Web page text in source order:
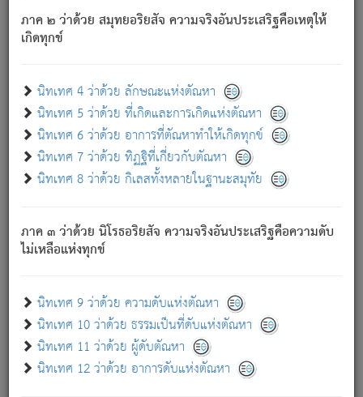
ภาค ๒ ว่าด้วย สมุทยอริยสัจ ความจริงอันประเสริฐคือเหตุให้
เกิดทุกข์
นิทเทศ 4 ว่าด้วย ลักษณะแห่งตัณหา
นิทเทศ 5 ว่าด้วย ที่เกิดและการเกิดแห่งตัณหา
นิทเทศ 6 ว่าด้วย อาการที่ตัณหาทำให้เกิดทุกข์
นิทเทศ 7 ว่าด้วย ทิฏฐิที่เกี่ยวกับตัณหา
นิทเทศ 8 ว่าด้วย กิเลสทั้งหลายในฐานะสมุทัย
ภาค ๓ ว่าด้วย นิโรธอริยสัจ ความจริงอันประเสริฐคือความดับ
ไม่เหลือแห่งทุกข์
นิทเทศ 9 ว่าด้วย ความดับแห่งตัณหา
นิทเทศ 10 ว่าด้วย ธรรมเป็นที่ดับแห่งตัณหา
นิทเทศ 11 ว่าด้วย ผู้ดับตัณหา
นิทเทศ 12 ว่าด้วย อาการดับแห่งตัณหา
อันเป็นไปในที่หรือเวลาทั้งปวง[3]เพื่อความมีแห่งประโยชน์โดย
ประการทั้งปวง; ภพทั้งหลายทั้งหมดนั้น ไม่เที่ยง เป็นทุกข์ มี
ความแปรปรวนเป็นธรรมดา.
อย่างนี้อยู่; เขาย่อมละภวตัณหาได้ และไม่เพลิดเพลินวิภวตัณหา
ด้วย.
ความดับเพราะความสำรอกไม่เหลือ (แห่งภพทั้งหลาย)
เพราะความสิ้นไปแห่งตัณหาโดยประการทั้งปวง นั้นคือ
นิพพาน.
ภพใหม่ย่อมไม่มีแก่ภิกษุนั้น ผู้ดับเย็นสนิทแล้ว เพราะไม่มี
ภิกษุนั้น เป็นผู้ครอบงำมารได้แล้ว ชนะสงครามแล้ว ก้าวล่วง
ภพทั้งหลายทั้งปวงได้แล้ว เป็นผู้คงที่ (คือไม่เปลี่ยนแปลงอีกต่อ
- อุ.ขุ. ๒๕/๑๒๑/๘๔.
(ข้อความนี้ เป็นพระพุทธอุทานที่ทรงเปล่งออก ที่โคนต้นโพธิ์
เป็นที่ตรัสรู้ เมื่อตรัสรู้แล้วได้ 7 วัน)